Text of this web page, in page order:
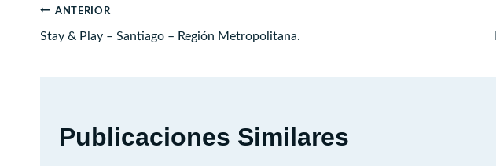
Navegación
de
ANTERIOR
Stay & Play – Santiago – Región Metropolitana.
Publicaciones Similares